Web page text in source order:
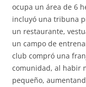
ocupa un área de 6
incluyó una tribuna
un restaurante,
un campo de
club compró una
comunidad, al habir
pequeño,